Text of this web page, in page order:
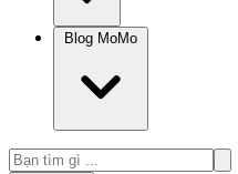
Blog MoMo